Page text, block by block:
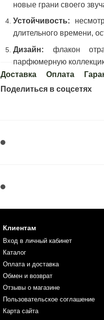
новые грани своего
Устойчивость:
длительного времени,
Дизайн: флакон
парфюмерную
Доставка
Оплата
Поделиться в соцсетях
Клиентам
Вход в личный кабинет
Каталог
Оплата и доставка
Обмен и возврат
Отзывы о магазине
Пользовательское соглашение
Карта сайта